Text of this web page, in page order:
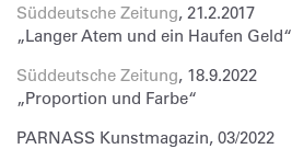
Süddeutsche Zeitung, 21.2.2017
„Langer Atem und ein Haufen Geld“
Süddeutsche Zeitung, 18.9.2022
„Proportion und Farbe“
PARNASS Kunstmagazin, 03/2022